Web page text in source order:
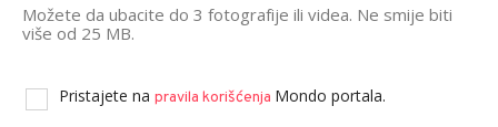
Možete da ubacite do 3 fotografije ili videa. Ne smije biti
više od 25 MB.
Pristajete na pravila korišćenja Mondo portala.